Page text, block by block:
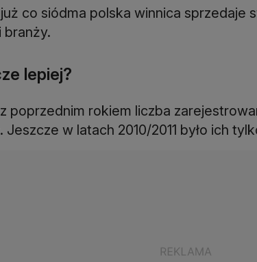
co siódma polska winnica sprzedaje
branży.
lepiej?
poprzednim rokiem liczba
w latach 2010/2011 było ich